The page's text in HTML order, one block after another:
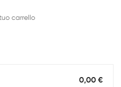
carrello
0,00 €